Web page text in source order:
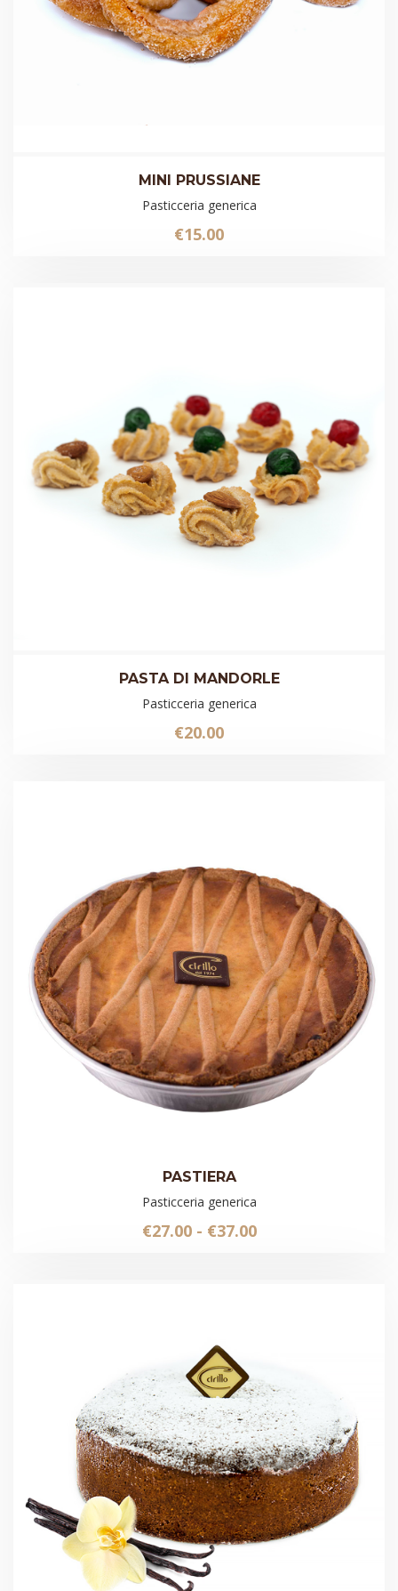
MINI PRUSSIANE
Pasticceria generica
€15.00
PASTA DI MANDORLE
Pasticceria generica
€20.00
PASTIERA
Pasticceria generica
€27.00 - €37.00Fascia
€37.00